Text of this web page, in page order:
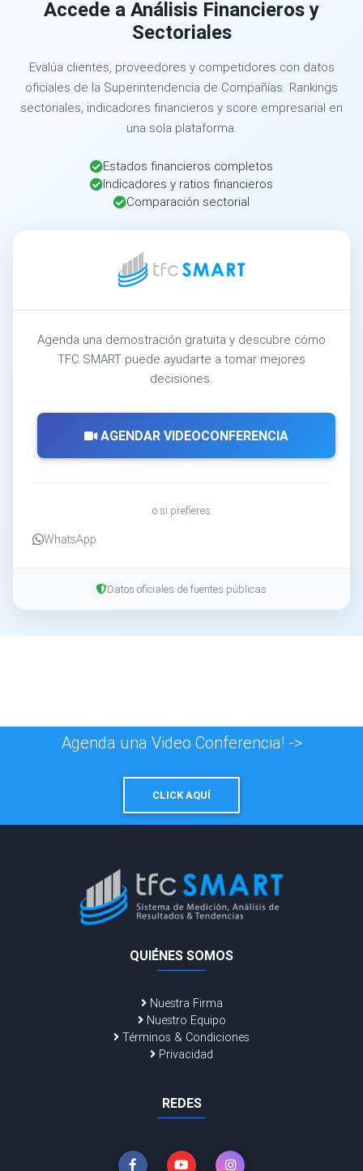
Accede a Análisis Financieros y
Sectoriales
Evalúa clientes, proveedores y competidores con datos
oficiales de la Superintendencia de Compañías. Rankings
sectoriales, indicadores financieros y score empresarial en
una sola plataforma.
Estados financieros completos
Indicadores y ratios financieros
Comparación sectorial
Agenda una demostración gratuita y descubre cómo
TFC SMART puede ayudarte a tomar mejores
decisiones.
AGENDAR VIDEOCONFERENCIA
o si prefieres
WhatsApp
Datos oficiales de fuentes públicas
Agenda una Video Conferencia! ->
CLICK AQUÍ
QUIÉNES SOMOS
Nuestra Firma
Nuestro Equipo
Términos & Condiciones
Privacidad
REDES